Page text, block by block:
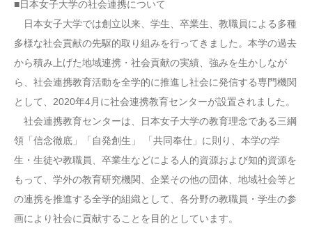
■日本女子大学の社会連携について
日本女子大学では創立以来、学生、卒業生、教職員による多種
多様な社会貢献の先駆的取り組みを行ってきました。本学の過去
から積み上げた地域連携・社会貢献の実績、強みを生かしなが
ら、社会連携教育活動を全学的に推進し社会に発信する専門機関
として、2020年4月に社会連携教育センターが設置されました。
社会連携教育センターは、日本女子大学の教育理念である三綱
領「信念徹底」「自発創生」 「共同奉仕」に則り、本学の学
生・生徒や教職員、卒業生などによる人的資源および知的資源を
もって、学外の教育研究機関、企業その他の団体、地域社会等と
の連携を推進する全学的組織として、各分野の教職員・学生の参
画により社会に貢献することを目的としています。